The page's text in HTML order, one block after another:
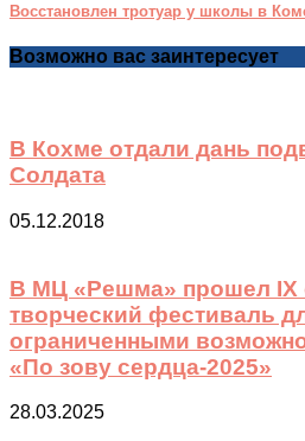
Восстановлен тротуар у школы в
Возможно вас заинтересует
В Кохме отдали дань
Солдата
05.12.2018
В МЦ «Решма» прошел IХ
творческий фестиваль
ограниченными
«По зову сердца-2025»
28.03.2025